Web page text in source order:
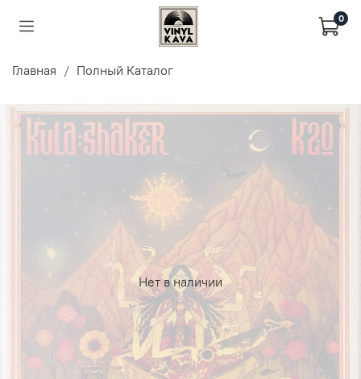
0
Главная Полный Каталог
Нет в наличии